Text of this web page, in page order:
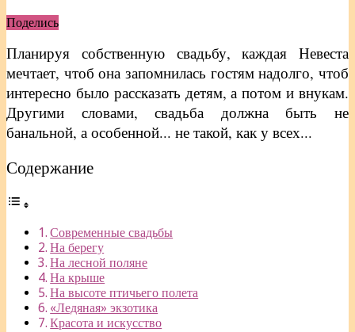
Поделись
Планируя собственную свадьбу, каждая Невеста
мечтает, чтоб она запомнилась гостям надолго, чтоб
интересно было рассказать детям, а потом и внукам.
Другими словами, свадьба должна быть не
банальной, а особенной... не такой, как у всех...
Содержание
Современные свадьбы
На берегу
На лесной поляне
На крыше
На высоте птичьего полета
«Ледяная» экзотика
Красота и искусство